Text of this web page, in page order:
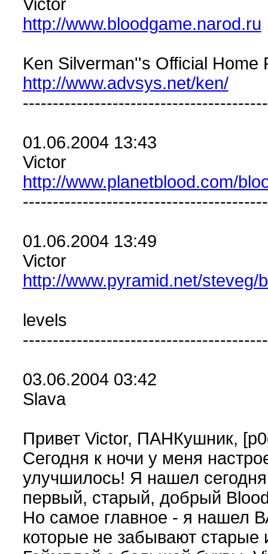
Victor
http://www.bloodgame.narod.ru
Ken Silverman''s Official Home
http://www.advsys.net/ken/
01.06.2004 13:43
Victor
http://www.planetblood.com/
01.06.2004 13:49
Victor
http://www.pyramid.net/steveg/
levels
03.06.2004 03:42
Slava
Привет Victor, ПАНКушник,
Сегодня к ночи у меня
улучшилось! Я нашел
первый, старый, добрый
Но самое главное - я нашел
которые не забывают старые